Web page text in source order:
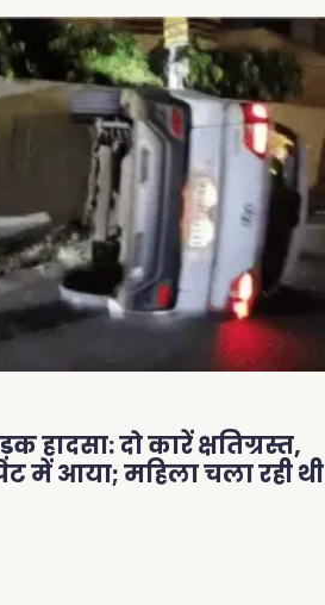
दो कारें क्षतिग्रस्त,
में आया; महिला चला रही थी